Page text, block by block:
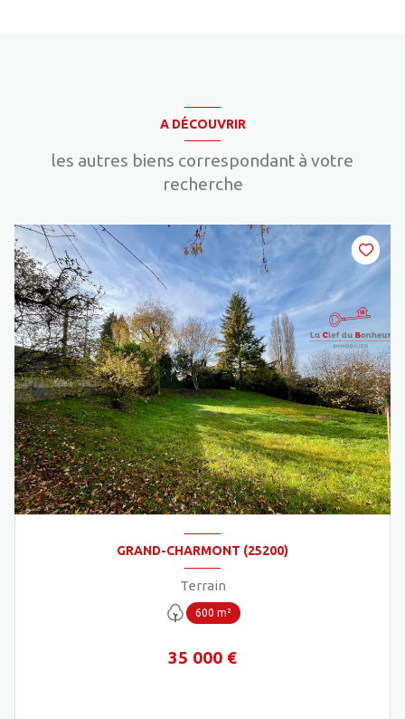
A DÉCOUVRIR
les autres biens correspondant à votre
recherche
GRAND-CHARMONT (25200)
Terrain
600 m²
35 000 €